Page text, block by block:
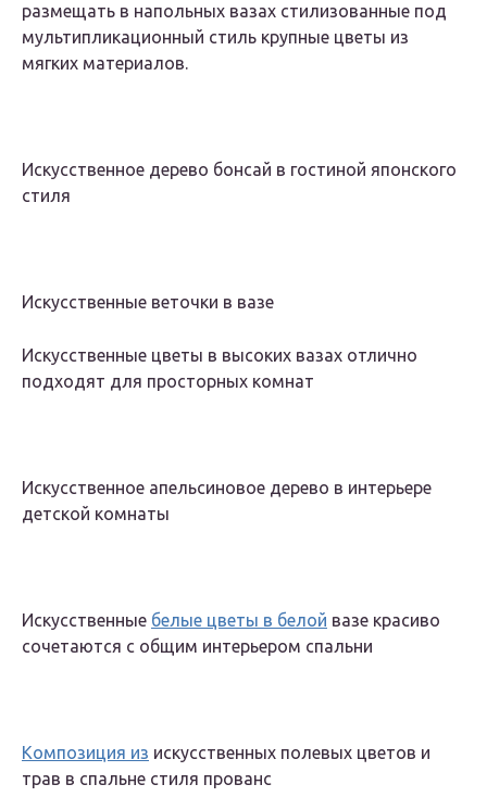
размещать в напольных вазах стилизованные под
мультипликационный стиль крупные цветы из
мягких материалов.
Искусственное дерево бонсай в гостиной японского
стиля
Искусственные веточки в вазе
Искусственные цветы в высоких вазах отлично
подходят для просторных комнат
Искусственное апельсиновое дерево в интерьере
детской комнаты
Искусственные белые цветы в белой вазе красиво
сочетаются с общим интерьером спальни
Композиция из искусственных полевых цветов и
трав в спальне стиля прованс